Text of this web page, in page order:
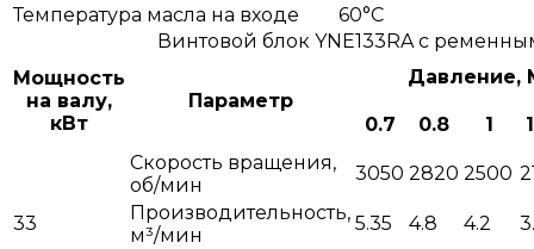
Температура масла на входе
60°С
Винтовой блок YNE133RA с
Мощность
на валу,
кВт
Параметр
Давление,
0.7 0.8 1
33
Скорость вращения,
об/мин
3050 2820 2500
Производительность,
м³/мин
5.35 4.8 4.2